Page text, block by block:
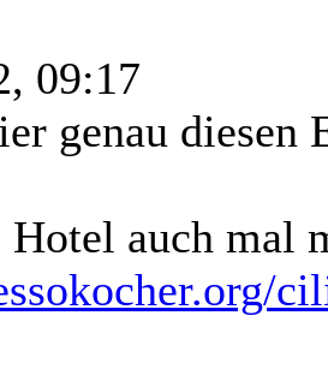
09:17
genau diesen
Hotel auch mal